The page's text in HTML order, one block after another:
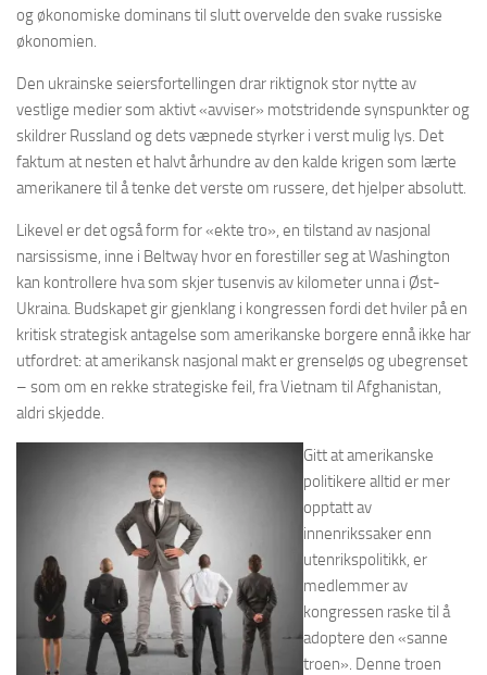
og økonomiske dominans til slutt overvelde den svake russiske
økonomien.
Den ukrainske seiersfortellingen drar riktignok stor nytte av
vestlige medier som aktivt «avviser» motstridende synspunkter og
skildrer Russland og dets væpnede styrker i verst mulig lys. Det
faktum at nesten et halvt århundre av den kalde krigen som lærte
amerikanere til å tenke det verste om russere, det hjelper absolutt.
Likevel er det også form for «ekte tro», en tilstand av nasjonal
narsissisme, inne i Beltway hvor en forestiller seg at Washington
kan kontrollere hva som skjer tusenvis av kilometer unna i Øst-
Ukraina. Budskapet gir gjenklang i kongressen fordi det hviler på en
kritisk strategisk antagelse som amerikanske borgere ennå ikke har
utfordret: at amerikansk nasjonal makt er grenseløs og ubegrenset
– som om en rekke strategiske feil, fra Vietnam til Afghanistan,
aldri skjedde.
Gitt at amerikanske
politikere alltid er mer
opptatt av
innenrikssaker enn
utenrikspolitikk, er
medlemmer av
kongressen raske til å
adoptere den «sanne
troen». Denne troen